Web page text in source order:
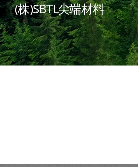
(株)SBTL尖端材料